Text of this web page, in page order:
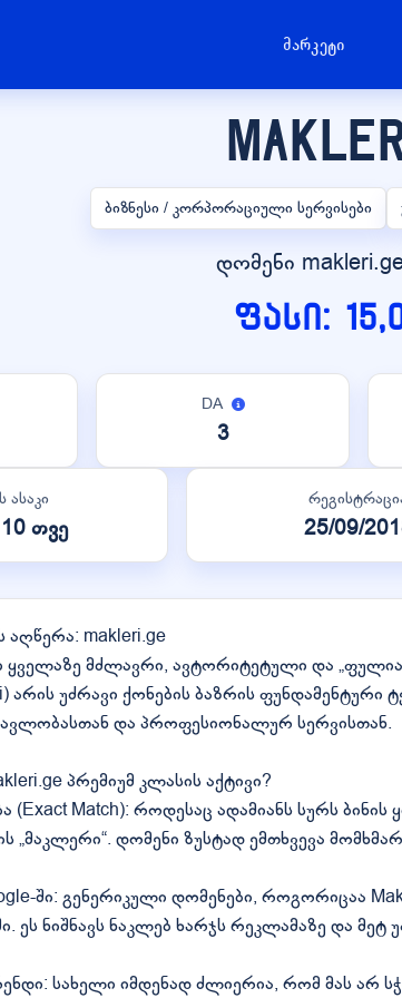
მარკეტი
ბიზნესი / კორპორაციული სერვისები
დომენი
ფასი:
DA
3
ასაკი
თვე 25/09/
აღწერა: makleri.ge
მძლავრი, ავტორიტეტული და
არის უძრავი ქონების ბაზრის
და პროფესიონალურ სერვისთან.
პრემიუმ კლასის აქტივი?
(Exact Match): როდესაც ადამიანს სურს
„მაკლერი“. დომენი ზუსტად ემთხვევა
ში: გენერიკული დომენები, როგორიცაა
ეს ნიშნავს ნაკლებ ხარჯს რეკლამაზე და
სახელი იმდენად ძლიერია, რომ მას არ